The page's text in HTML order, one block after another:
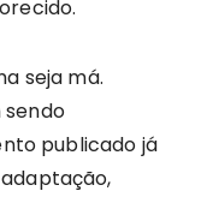
seja má.
sendo
publicado já